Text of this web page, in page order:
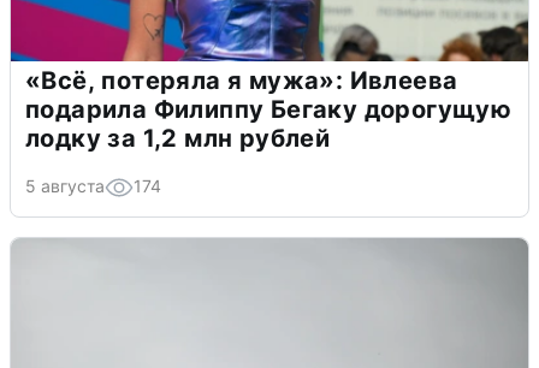
«Всё, потеряла я мужа»: Ивлеева
подарила Филиппу Бегаку дорогущую
лодку за 1,2 млн рублей
5 августа 174